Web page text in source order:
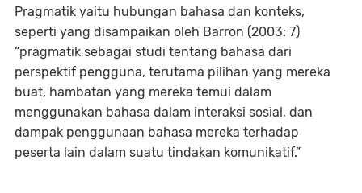
Pragmatik yaitu hubungan bahasa dan konteks,
seperti yang disampaikan oleh Barron (2003: 7)
“pragmatik sebagai studi tentang bahasa dari
perspektif pengguna, terutama pilihan yang mereka
buat, hambatan yang mereka temui dalam
menggunakan bahasa dalam interaksi sosial, dan
dampak penggunaan bahasa mereka terhadap
peserta lain dalam suatu tindakan komunikatif.”